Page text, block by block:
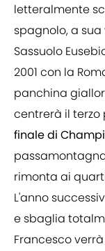
letteralmente
spagnolo, a
Sassuolo
2001 con la
panchina
centrerà il
finaledi
rimonta ai
L'anno
e sbaglia
Francesco